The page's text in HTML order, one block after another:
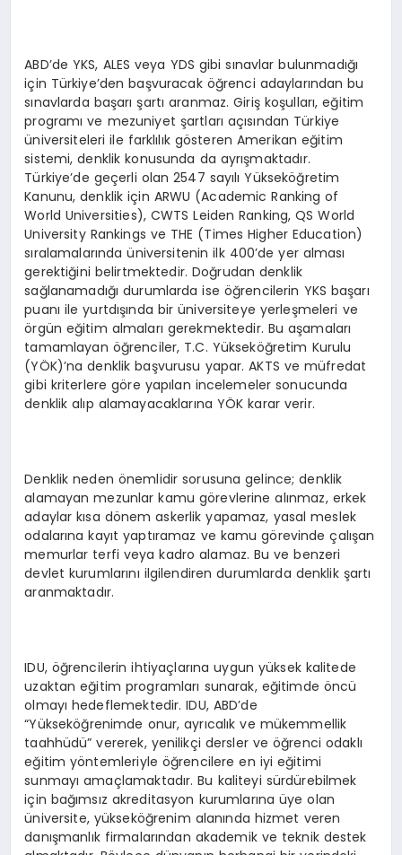
ABD’de YKS, ALES veya YDS gibi sınavlar bulunmadığı
için Türkiye’den başvuracak öğrenci adaylarından bu
sınavlarda başarı şartı aranmaz. Giriş koşulları, eğitim
programı ve mezuniyet şartları açısından Türkiye
üniversiteleri ile farklılık gösteren Amerikan eğitim
sistemi, denklik konusunda da ayrışmaktadır.
Türkiye’de geçerli olan 2547 sayılı Yükseköğretim
Kanunu, denklik için ARWU (Academic Ranking of
World Universities), CWTS Leiden Ranking, QS World
University Rankings ve THE (Times Higher Education)
sıralamalarında üniversitenin ilk 400’de yer alması
gerektiğini belirtmektedir. Doğrudan denklik
sağlanamadığı durumlarda ise öğrencilerin YKS başarı
puanı ile yurtdışında bir üniversiteye yerleşmeleri ve
örgün eğitim almaları gerekmektedir. Bu aşamaları
tamamlayan öğrenciler, T.C. Yükseköğretim Kurulu
(YÖK)’na denklik başvurusu yapar. AKTS ve müfredat
gibi kriterlere göre yapılan incelemeler sonucunda
denklik alıp alamayacaklarına YÖK karar verir.
Denklik neden önemlidir sorusuna gelince; denklik
alamayan mezunlar kamu görevlerine alınmaz, erkek
adaylar kısa dönem askerlik yapamaz, yasal meslek
odalarına kayıt yaptıramaz ve kamu görevinde çalışan
memurlar terfi veya kadro alamaz. Bu ve benzeri
devlet kurumlarını ilgilendiren durumlarda denklik şartı
aranmaktadır.
IDU, öğrencilerin ihtiyaçlarına uygun yüksek kalitede
uzaktan eğitim programları sunarak, eğitimde öncü
olmayı hedeflemektedir. IDU, ABD’de
“Yükseköğrenimde onur, ayrıcalık ve mükemmellik
taahhüdü” vererek, yenilikçi dersler ve öğrenci odaklı
eğitim yöntemleriyle öğrencilere en iyi eğitimi
sunmayı amaçlamaktadır. Bu kaliteyi sürdürebilmek
için bağımsız akreditasyon kurumlarına üye olan
üniversite, yükseköğrenim alanında hizmet veren
danışmanlık firmalarından akademik ve teknik destek